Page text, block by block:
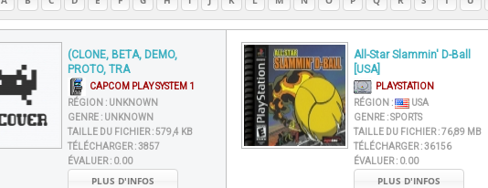
(CLONE, BETA, DEMO,
PROTO, TRA
CAPCOM PLAY SYSTEM 1
RÉGION : UNKNOWN
GENRE : UNKNOWN
TAILLE DU FICHIER :579,4 KB
TÉLÉCHARGER :3857
ÉVALUER : 0.00
PLUS D'INFOS
All-Star Slammin' D-Ball
[USA]
PLAYSTATION
RÉGION :
USA
GENRE :SPORTS
TAILLE DU FICHIER :76,89 MB
TÉLÉCHARGER :36156
ÉVALUER : 0.00
PLUS D'INFOS